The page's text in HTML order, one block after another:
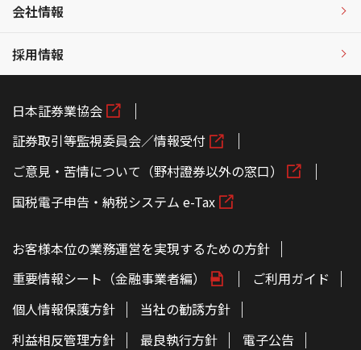
会社情報
採用情報
日本証券業協会
証券取引等監視委員会／情報受付
ご意見・苦情について（野村證券以外の窓口）
国税電子申告・納税システム e-Tax
お客様本位の業務運営を実現するための方針
重要情報シート（金融事業者編）
ご利用ガイド
個人情報保護方針
当社の勧誘方針
利益相反管理方針
最良執行方針
電子公告